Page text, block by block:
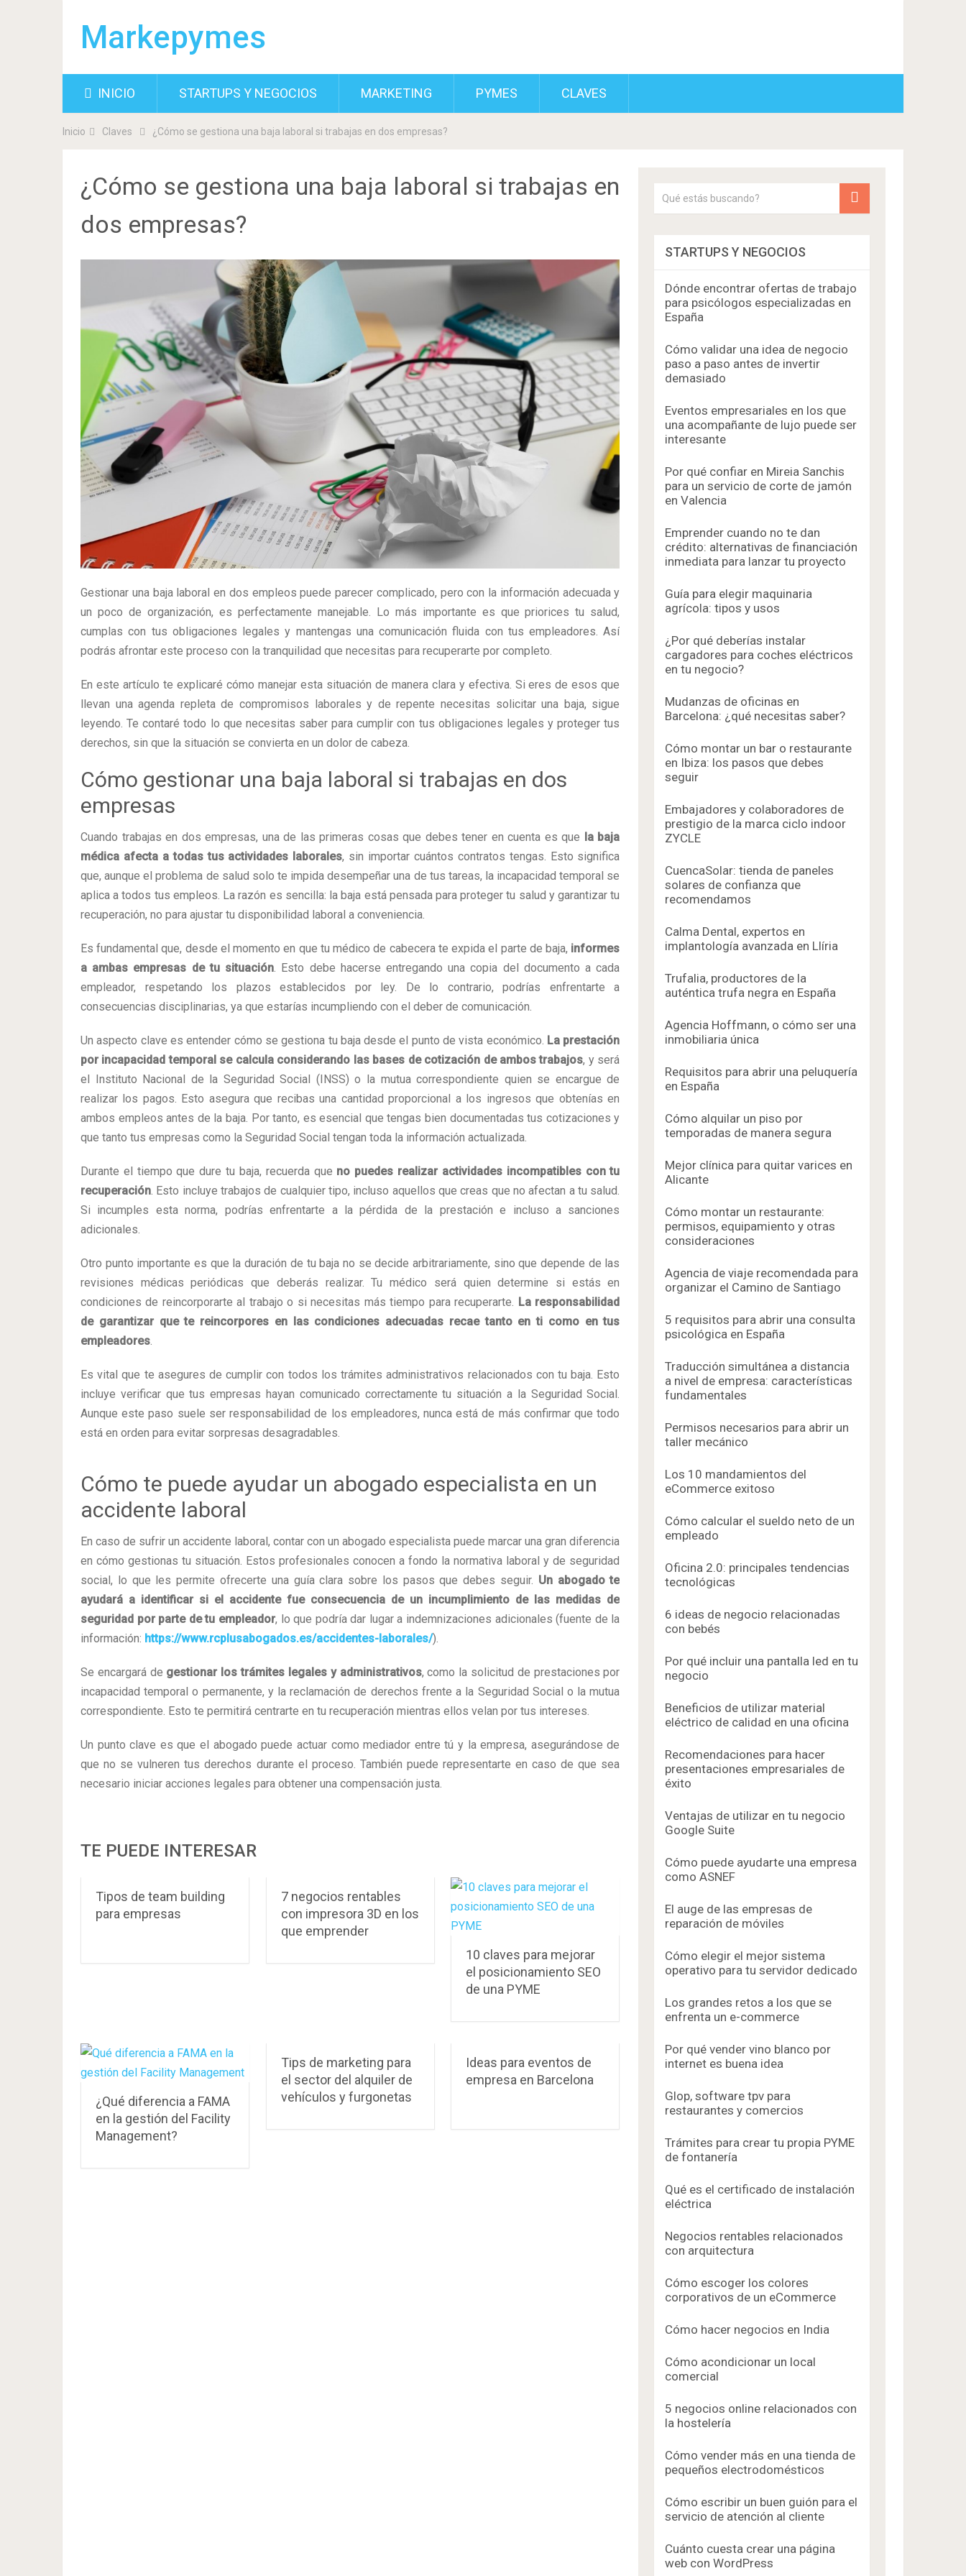
Markepymes
INICIO STARTUPS Y NEGOCIOS MARKETING PYMES CLAVES
Inicio Claves ¿Cómo se gestiona una baja laboral si trabajas en dos empresas?
¿Cómo se gestiona una baja laboral si trabajas en
dos empresas?
Gestionar una baja laboral en dos empleos puede parecer complicado, pero con la información adecuada y
un poco de organización, es perfectamente manejable. Lo más importante es que priorices tu salud,
cumplas con tus obligaciones legales y mantengas una comunicación fluida con tus empleadores. Así
podrás afrontar este proceso con la tranquilidad que necesitas para recuperarte por completo.
En este artículo te explicaré cómo manejar esta situación de manera clara y efectiva. Si eres de esos que
llevan una agenda repleta de compromisos laborales y de repente necesitas solicitar una baja, sigue
leyendo. Te contaré todo lo que necesitas saber para cumplir con tus obligaciones legales y proteger tus
derechos, sin que la situación se convierta en un dolor de cabeza.
Cómo gestionar una baja laboral si trabajas en dos
empresas
Cuando trabajas en dos empresas, una de las primeras cosas que debes tener en cuenta es que la baja
médica afecta a todas tus actividades laborales, sin importar cuántos contratos tengas. Esto significa
que, aunque el problema de salud solo te impida desempeñar una de tus tareas, la incapacidad temporal se
aplica a todos tus empleos. La razón es sencilla: la baja está pensada para proteger tu salud y garantizar tu
recuperación, no para ajustar tu disponibilidad laboral a conveniencia.
Es fundamental que, desde el momento en que tu médico de cabecera te expida el parte de baja, informes
a ambas empresas de tu situación. Esto debe hacerse entregando una copia del documento a cada
empleador, respetando los plazos establecidos por ley. De lo contrario, podrías enfrentarte a
consecuencias disciplinarias, ya que estarías incumpliendo con el deber de comunicación.
Un aspecto clave es entender cómo se gestiona tu baja desde el punto de vista económico. La prestación
por incapacidad temporal se calcula considerando las bases de cotización de ambos trabajos, y será
el Instituto Nacional de la Seguridad Social (INSS) o la mutua correspondiente quien se encargue de
realizar los pagos. Esto asegura que recibas una cantidad proporcional a los ingresos que obtenías en
ambos empleos antes de la baja. Por tanto, es esencial que tengas bien documentadas tus cotizaciones y
que tanto tus empresas como la Seguridad Social tengan toda la información actualizada.
Durante el tiempo que dure tu baja, recuerda que no puedes realizar actividades incompatibles con tu
recuperación. Esto incluye trabajos de cualquier tipo, incluso aquellos que creas que no afectan a tu salud.
Si incumples esta norma, podrías enfrentarte a la pérdida de la prestación e incluso a sanciones
adicionales.
Otro punto importante es que la duración de tu baja no se decide arbitrariamente, sino que depende de las
revisiones médicas periódicas que deberás realizar. Tu médico será quien determine si estás en
condiciones de reincorporarte al trabajo o si necesitas más tiempo para recuperarte. La responsabilidad
de garantizar que te reincorpores en las condiciones adecuadas recae tanto en ti como en tus
empleadores.
Es vital que te asegures de cumplir con todos los trámites administrativos relacionados con tu baja. Esto
incluye verificar que tus empresas hayan comunicado correctamente tu situación a la Seguridad Social.
Aunque este paso suele ser responsabilidad de los empleadores, nunca está de más confirmar que todo
está en orden para evitar sorpresas desagradables.
Cómo te puede ayudar un abogado especialista en un
accidente laboral
En caso de sufrir un accidente laboral, contar con un abogado especialista puede marcar una gran diferencia
en cómo gestionas tu situación. Estos profesionales conocen a fondo la normativa laboral y de seguridad
social, lo que les permite ofrecerte una guía clara sobre los pasos que debes seguir. Un abogado te
ayudará a identificar si el accidente fue consecuencia de un incumplimiento de las medidas de
seguridad por parte de tu empleador, lo que podría dar lugar a indemnizaciones adicionales (fuente de la
información: https://www.rcplusabogados.es/accidentes-laborales/).
Se encargará de gestionar los trámites legales y administrativos, como la solicitud de prestaciones por
incapacidad temporal o permanente, y la reclamación de derechos frente a la Seguridad Social o la mutua
correspondiente. Esto te permitirá centrarte en tu recuperación mientras ellos velan por tus intereses.
Un punto clave es que el abogado puede actuar como mediador entre tú y la empresa, asegurándose de
que no se vulneren tus derechos durante el proceso. También puede representarte en caso de que sea
necesario iniciar acciones legales para obtener una compensación justa.
TE PUEDE INTERESAR
Tipos de team building
para empresas
7 negocios rentables
con impresora 3D en los
que emprender
10 claves para mejorar
el posicionamiento SEO
de una PYME
¿Qué diferencia a FAMA
en la gestión del Facility
Management?
Tips de marketing para
el sector del alquiler de
vehículos y furgonetas
Ideas para eventos de
empresa en Barcelona
STARTUPS Y NEGOCIOS
Dónde encontrar ofertas de trabajo
para psicólogos especializadas en
España
Cómo validar una idea de negocio
paso a paso antes de invertir
demasiado
Eventos empresariales en los que
una acompañante de lujo puede ser
interesante
Por qué confiar en Mireia Sanchis
para un servicio de corte de jamón
en Valencia
Emprender cuando no te dan
crédito: alternativas de financiación
inmediata para lanzar tu proyecto
Guía para elegir maquinaria
agrícola: tipos y usos
¿Por qué deberías instalar
cargadores para coches eléctricos
en tu negocio?
Mudanzas de oficinas en
Barcelona: ¿qué necesitas saber?
Cómo montar un bar o restaurante
en Ibiza: los pasos que debes
seguir
Embajadores y colaboradores de
prestigio de la marca ciclo indoor
ZYCLE
CuencaSolar: tienda de paneles
solares de confianza que
recomendamos
Calma Dental, expertos en
implantología avanzada en Llíria
Trufalia, productores de la
auténtica trufa negra en España
Agencia Hoffmann, o cómo ser una
inmobiliaria única
Requisitos para abrir una peluquería
en España
Cómo alquilar un piso por
temporadas de manera segura
Mejor clínica para quitar varices en
Alicante
Cómo montar un restaurante:
permisos, equipamiento y otras
consideraciones
Agencia de viaje recomendada para
organizar el Camino de Santiago
5 requisitos para abrir una consulta
psicológica en España
Traducción simultánea a distancia
a nivel de empresa: características
fundamentales
Permisos necesarios para abrir un
taller mecánico
Los 10 mandamientos del
eCommerce exitoso
Cómo calcular el sueldo neto de un
empleado
Oficina 2.0: principales tendencias
tecnológicas
6 ideas de negocio relacionadas
con bebés
Por qué incluir una pantalla led en tu
negocio
Beneficios de utilizar material
eléctrico de calidad en una oficina
Recomendaciones para hacer
presentaciones empresariales de
éxito
Ventajas de utilizar en tu negocio
Google Suite
Cómo puede ayudarte una empresa
como ASNEF
El auge de las empresas de
reparación de móviles
Cómo elegir el mejor sistema
operativo para tu servidor dedicado
Los grandes retos a los que se
enfrenta un e-commerce
Por qué vender vino blanco por
internet es buena idea
Glop, software tpv para
restaurantes y comercios
Trámites para crear tu propia PYME
de fontanería
Qué es el certificado de instalación
eléctrica
Negocios rentables relacionados
con arquitectura
Cómo escoger los colores
corporativos de un eCommerce
Cómo hacer negocios en India
Cómo acondicionar un local
comercial
5 negocios online relacionados con
la hostelería
Cómo vender más en una tienda de
pequeños electrodomésticos
Cómo escribir un buen guión para el
servicio de atención al cliente
Cuánto cuesta crear una página
web con WordPress